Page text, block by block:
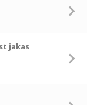
jakas